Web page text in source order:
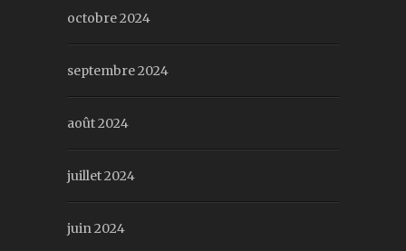
octobre 2024
septembre 2024
août 2024
juillet 2024
juin 2024